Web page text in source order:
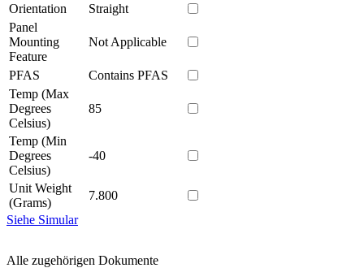
Orientation
Straight
Panel
Mounting
Feature
Not Applicable
PFAS
Contains PFAS
Temp (Max
Degrees
Celsius)
85
Temp (Min
Degrees
Celsius)
-40
Unit Weight
(Grams)
7.800
Siehe Simular
Alle zugehörigen Dokumente